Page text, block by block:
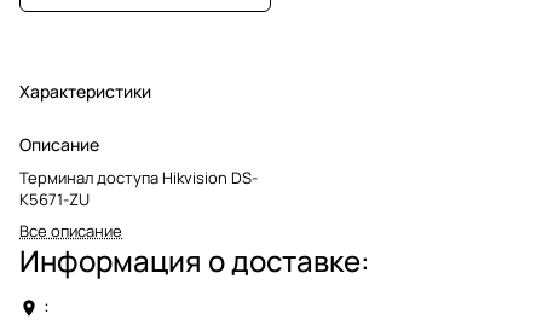
Характеристики
Описание
Терминал доступа Hikvision DS-
K5671-ZU
Все описание
Информация о доставке:
: